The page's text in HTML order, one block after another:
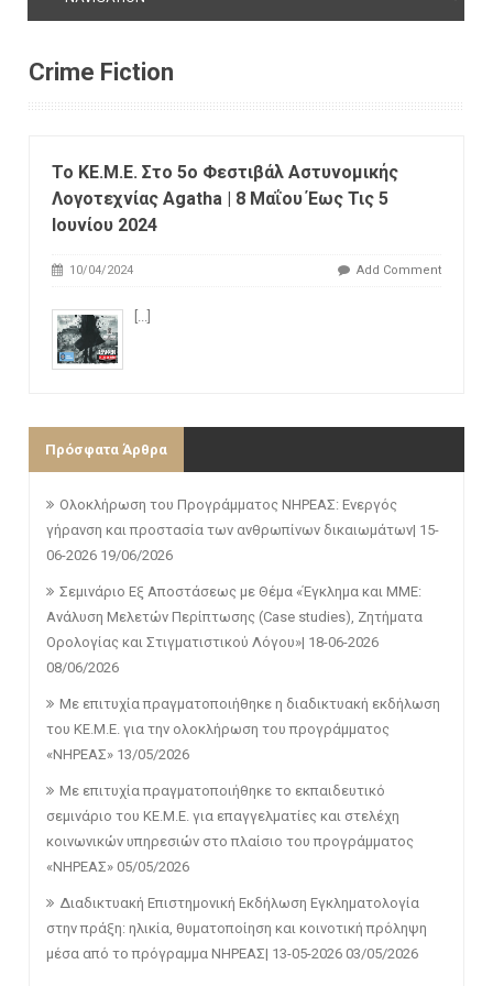
Crime Fiction
Το ΚΕ.Μ.Ε. Στο 5o Φεστιβάλ Αστυνομικής
Λογοτεχνίας Agatha | 8 Μαΐου Έως Τις 5
Ιουνίου 2024
10/04/2024 Add Comment
[...]
Πρόσφατα Άρθρα
Ολοκλήρωση του Προγράμματος ΝΗΡΕΑΣ: Ενεργός
γήρανση και προστασία των ανθρωπίνων δικαιωμάτων| 15-
06-2026 19/06/2026
Σεμινάριο Εξ Αποστάσεως με Θέμα «Έγκλημα και ΜΜΕ:
Ανάλυση Μελετών Περίπτωσης (Case studies), Ζητήματα
Ορολογίας και Στιγματιστικού Λόγου»| 18-06-2026
08/06/2026
Με επιτυχία πραγματοποιήθηκε η διαδικτυακή εκδήλωση
του ΚΕ.Μ.Ε. για την ολοκλήρωση του προγράμματος
«ΝΗΡΕΑΣ» 13/05/2026
Με επιτυχία πραγματοποιήθηκε το εκπαιδευτικό
σεμινάριο του ΚΕ.Μ.Ε. για επαγγελματίες και στελέχη
κοινωνικών υπηρεσιών στο πλαίσιο του προγράμματος
«ΝΗΡΕΑΣ» 05/05/2026
Διαδικτυακή Επιστημονική Εκδήλωση Εγκληματολογία
στην πράξη: ηλικία, θυματοποίηση και κοινοτική πρόληψη
μέσα από το πρόγραμμα ΝΗΡΕΑΣ| 13-05-2026 03/05/2026